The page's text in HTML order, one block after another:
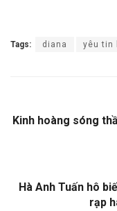
Tags: diana yêu tin
Kinh hoàng sóng
Hà Anh Tuấn hô
rạp